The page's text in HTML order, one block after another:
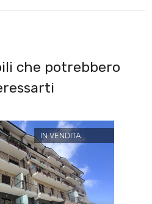
che potrebbero
IN VENDITA